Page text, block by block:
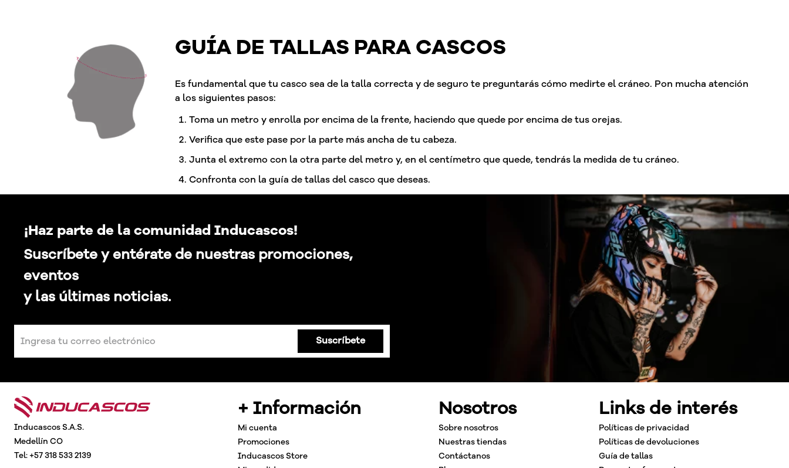
GUÍA DE TALLAS PARA CASCOS
Es fundamental que tu casco sea de la talla correcta y de seguro te preguntarás cómo medirte el cráneo. Pon mucha atención
a los siguientes pasos:
Toma un metro y enrolla por encima de la frente, haciendo que quede por encima de tus orejas.
Verifica que este pase por la parte más ancha de tu cabeza.
Junta el extremo con la otra parte del metro y, en el centímetro que quede, tendrás la medida de tu cráneo.
Confronta con la guía de tallas del casco que deseas.
¡Haz parte de la comunidad Inducascos!
Suscríbete y entérate de nuestras promociones,
eventos
y las últimas noticias.
Suscríbete
Inducascos S.A.S.
Medellín CO
Tel: +57 318 533 2139
+ Información
Mi cuenta
Promociones
Inducascos Store
Nosotros
Sobre nosotros
Nuestras tiendas
Contáctanos
Links de interés
Políticas de privacidad
Políticas de devoluciones
Guía de tallas